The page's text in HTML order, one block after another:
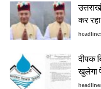
कर
दीपक
खुलेगा